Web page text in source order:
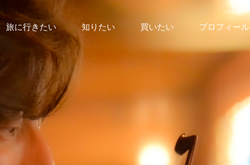
旅に行きたい 知りたい 買いたい プロフィール